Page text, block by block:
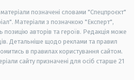
матеріали позначені словами "Спецпроєкт"
Матеріали з позначкою "Експерт",
авторів та героїв. Редакція може
Детальніше щодо реклами та правил
в правилах користування сайтом.
сайту призначені для осіб старше 21